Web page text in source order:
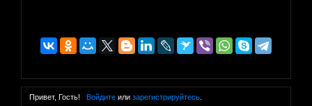
Привет, Гость! Войдитеили зарегистрируйтесь.